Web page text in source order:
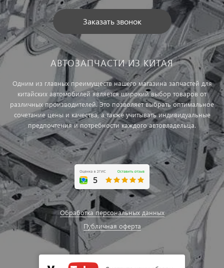
Заказать звонок
АВТОЗАПЧАСТИ ИЗ КИТАЯ
Одним из главных преимуществ нашего магазина запчастей для
китайских автомобилей является широкий выбор товаров от
различных производителей. Это позволяет выбрать оптимальное
сочетание цены и качества, а также учитывать индивидуальные
предпочтения и потребности каждого автовладельца.
Обработка персональных данных
Публичная оферта